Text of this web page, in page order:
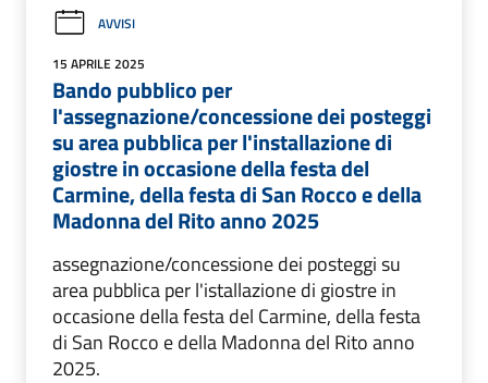
AVVISI
15 APRILE 2025
Bando pubblico per
l'assegnazione/concessione dei posteggi
su area pubblica per l'installazione di
giostre in occasione della festa del
Carmine, della festa di San Rocco e della
Madonna del Rito anno 2025
assegnazione/concessione dei posteggi su
area pubblica per l'istallazione di giostre in
occasione della festa del Carmine, della festa
di San Rocco e della Madonna del Rito anno
2025.